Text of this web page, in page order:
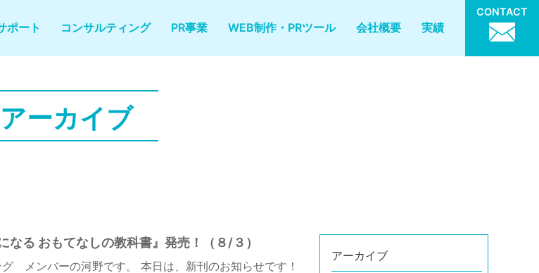
ポート コンサルティング PR事業 WEB制作・PRツール 会社概要 実績
CONTACT
アーカイブ
る おもてなしの教科書』発売！（８/３）
メンバーの河野です。 本日は、新刊のお知らせです！
アーカイブ